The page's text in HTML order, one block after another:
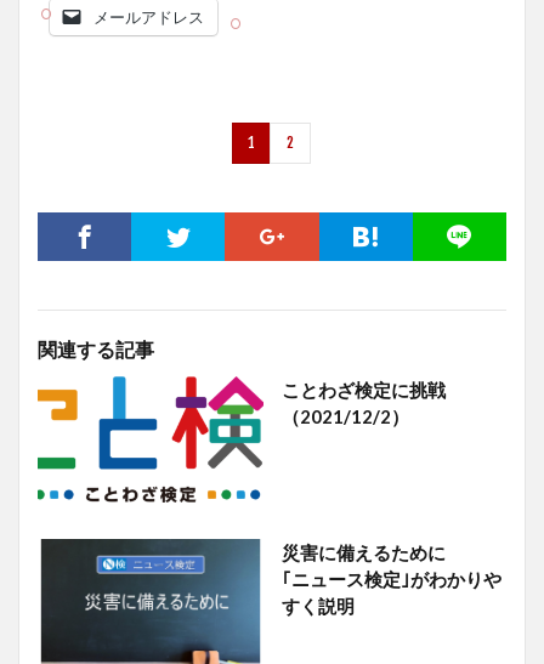
メールアドレス
1 2
関連する記事
ことわざ検定に挑戦
（2021/12/2）
災害に備えるために
｢ニュース検定｣がわかりや
すく説明